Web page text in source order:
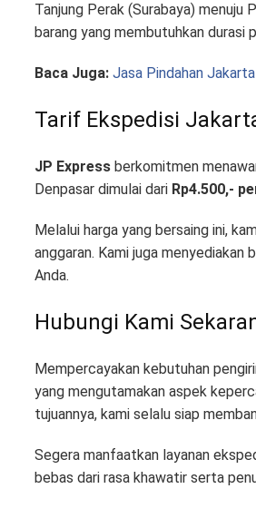
Tanjung Perak (Surabaya) menuju
barang yang membutuhkan durasi
Baca Juga: Jasa Pindahan
Tarif Ekspedisi
JP Express berkomitmen
Denpasar dimulai dari Rp4.500,-
Melalui harga yang bersaing ini,
anggaran. Kami juga menyediakan
Anda.
Hubungi Kami
Mempercayakan kebutuhan
yang mengutamakan aspek
tujuannya, kami selalu siap
Segera manfaatkan layanan
bebas dari rasa khawatir serta